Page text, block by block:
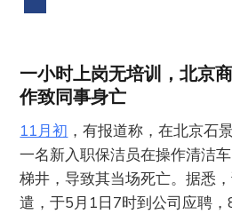
一小时上岗无培训，北京
作致同事身亡
11月初 ，有报道称，在北京石
一名新入职保洁员在操作清洁
梯井，导致其当场死亡。据悉
遣，于5月1日7时到公司应聘